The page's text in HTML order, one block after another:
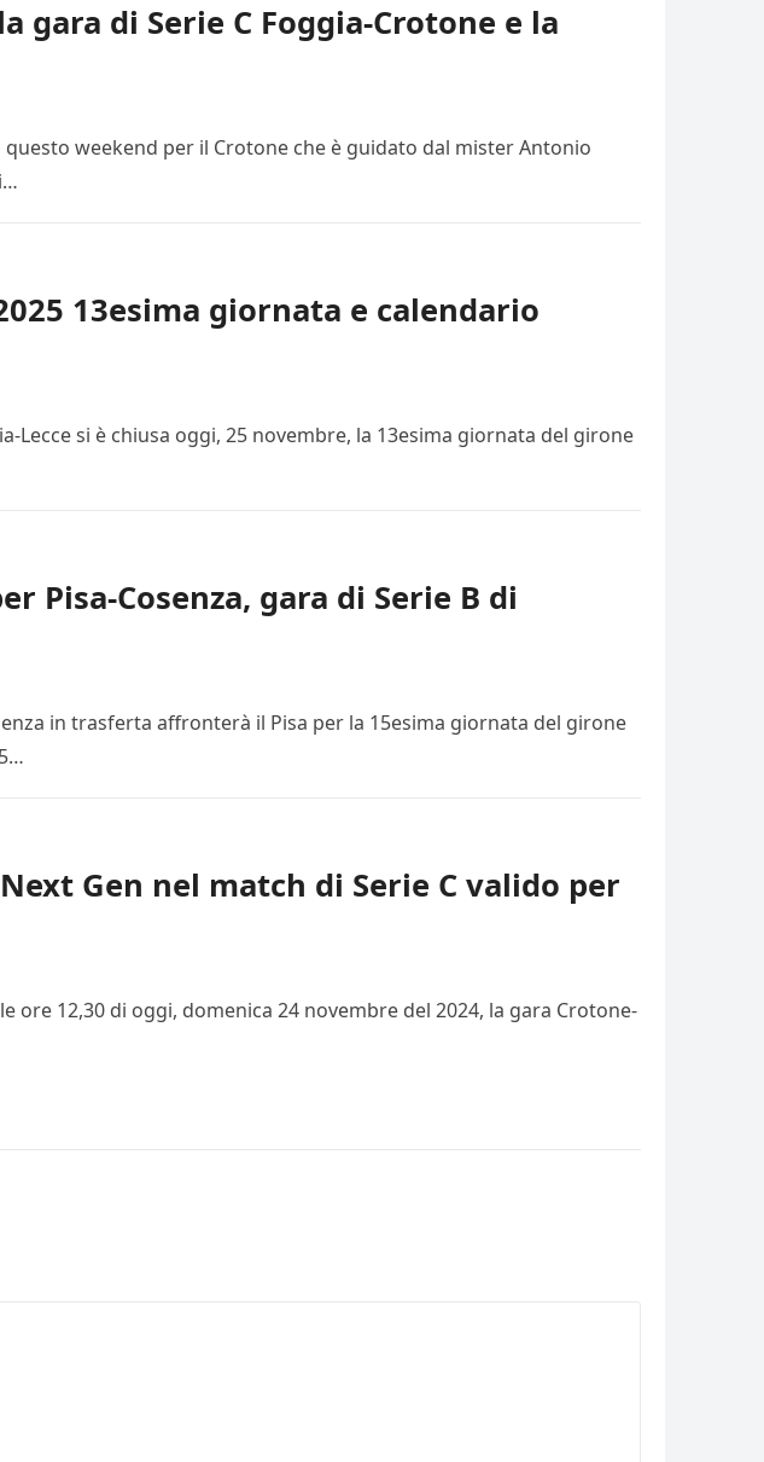
gara di Serie C Foggia-Crotone e la
weekend per il Crotone che è guidato dal mister Antonio
13esima giornata e calendario
Lecce si è chiusa oggi, 25 novembre, la 13esima giornata del girone
Cosenza, gara di Serie B di
in trasferta affronterà il Pisa per la 15esima giornata del girone
Gen nel match di Serie C valido per
ore 12,30 di oggi, domenica 24 novembre del 2024, la gara Crotone-